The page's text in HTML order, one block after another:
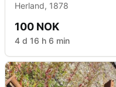
Herland, 1878
100 NOK
4 d 16 h 6 min